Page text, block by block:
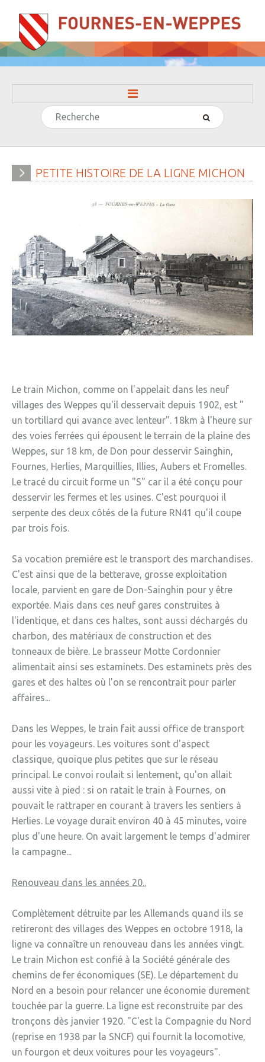
ACCUEIL
» Le conseil municipal
» Participation citoyenne
» Réglementation communale
» Les Vitraux de l'Eglise
» Services municipaux
VIE PRATIQUE
» Actualités
» Agenda
» Aide à la famille
» Commerces et artisans
» Démarches administratives
» Encombrants et déchets
» Numéros utiles
» Santé
» Transport
» Médiathèque
JEUNESSE
» Ecole publique du Clos d’Hespel
» APE de l'Ecole du Clos
» Ecole privée Jeanne d’Arc
» APEL de l'Ecole Jeanne d'Arc
» Maison des jeunes
» Mode de garde
» Cercle d’Echecs
» Club de reliure
» La clé des chants
» Jpeuxpasjaichorale
» WAP - Weppes Arts Plastiques
» Wepp' Harmonie
» Mémoire
Rechercher
PETITE HISTOIRE DE LA LIGNE MICHON
Le train Michon, comme on l'appelait dans les neuf
villages des Weppes qu'il desservait depuis 1902, est "
un tortillard qui avance avec lenteur". 18km à l'heure sur
des voies ferrées qui épousent le terrain de la plaine des
Weppes, sur 18 km, de Don pour desservir Sainghin,
Fournes, Herlies, Marquillies, Illies, Aubers et Fromelles.
Le tracé du circuit forme un "S" car il a été conçu pour
desservir les fermes et les usines. C'est pourquoi il
serpente des deux côtés de la future RN41 qu'il coupe
par trois fois.
Sa vocation premiére est le transport des marchandises.
C'est ainsi que de la betterave, grosse exploitation
locale, parvient en gare de Don-Sainghin pour y être
exportée. Mais dans ces neuf gares construites à
l'identique, et dans ces haltes, sont aussi déchargés du
charbon, des matériaux de construction et des
tonneaux de bière. Le brasseur Motte Cordonnier
alimentait ainsi ses estaminets. Des estaminets près des
gares et des haltes où l'on se rencontrait pour parler
affaires...
Dans les Weppes, le train fait aussi office de transport
pour les voyageurs. Les voitures sont d'aspect
classique, quoique plus petites que sur le réseau
principal. Le convoi roulait si lentement, qu'on allait
aussi vite à pied : si on ratait le train à Fournes, on
pouvait le rattraper en courant à travers les sentiers à
Herlies. Le voyage durait environ 40 à 45 minutes, voire
plus d'une heure. On avait largement le temps d'admirer
la campagne...
Renouveau dans les années 20..
Complètement détruite par les Allemands quand ils se
retireront des villages des Weppes en octobre 1918, la
ligne va connaître un renouveau dans les années vingt.
Le train Michon est confié à la Société générale des
chemins de fer économiques (SE). Le département du
Nord en a besoin pour relancer une économie durement
touchée par la guerre. La ligne est reconstruite par des
tronçons dès janvier 1920. "C'est la Compagnie du Nord
(reprise en 1938 par la SNCF) qui fournit la locomotive,
un fourgon et deux voitures pour les voyageurs".